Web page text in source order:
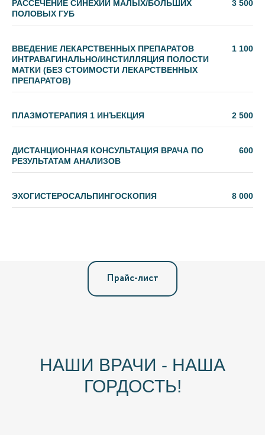
РАССЕЧЕНИЕ СИНЕХИЙ МАЛЫХ/БОЛЬШИХ
ПОЛОВЫХ ГУБ
3 500
ВВЕДЕНИЕ ЛЕКАРСТВЕННЫХ ПРЕПАРАТОВ
ИНТРАВАГИНАЛЬНО/ИНСТИЛЛЯЦИЯ ПОЛОСТИ
МАТКИ (БЕЗ СТОИМОСТИ ЛЕКАРСТВЕННЫХ
ПРЕПАРАТОВ)
1 100
ПЛАЗМОТЕРАПИЯ 1 ИНЪЕКЦИЯ 2 500
ДИСТАНЦИОННАЯ КОНСУЛЬТАЦИЯ ВРАЧА ПО
РЕЗУЛЬТАТАМ АНАЛИЗОВ
600
ЭХОГИСТЕРОСАЛЬПИНГОСКОПИЯ 8 000
Прайс-лист
НАШИ ВРАЧИ - НАША
ГОРДОСТЬ!